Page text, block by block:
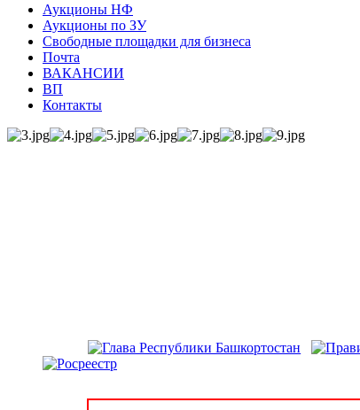
Аукционы НФ
Аукционы по ЗУ
Свободные площадки для бизнеса
Почта
ВАКАНСИИ
ВП
Контакты